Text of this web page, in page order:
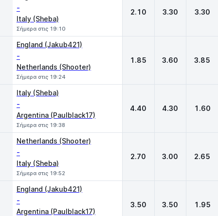
-
Italy (Sheba)
Σήμερα στις 19:10
2.10 3.30 3.30
England (Jakub421)
-
Netherlands (Shooter)
Σήμερα στις 19:24
1.85 3.60 3.85
Italy (Sheba)
-
Argentina (Paulblack17)
Σήμερα στις 19:38
4.40 4.30 1.60
Netherlands (Shooter)
-
Italy (Sheba)
Σήμερα στις 19:52
2.70 3.00 2.65
England (Jakub421)
-
Argentina (Paulblack17)
3.50 3.50 1.95